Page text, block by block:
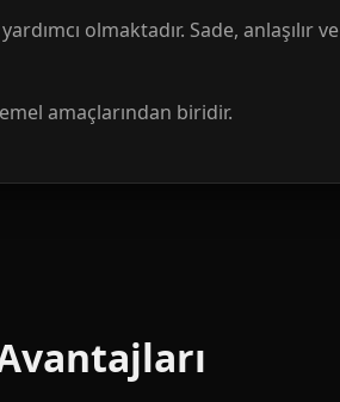
olmaktadır. Sade, anlaşılır ve
amaçlarından biridir.